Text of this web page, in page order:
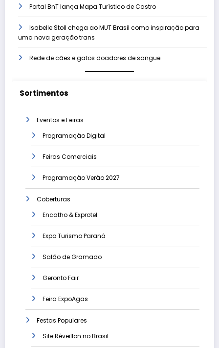
Portal BnT lança Mapa Turístico de Castro
Isabelle Stoll chega ao MUT Brasil como inspiração para
uma nova geração trans
Rede de cães e gatos doadores de sangue
Sortimentos
Eventos e Feiras
Programação Digital
Feiras Comerciais
Programação Verão 2027
Coberturas
Encatho & Exprotel
Expo Turismo Paraná
Salão de Gramado
Geronto Fair
Feira ExpoAgas
Festas Populares
Site Réveillon no Brasil